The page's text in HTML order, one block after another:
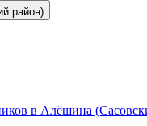
район)
в Алёшина